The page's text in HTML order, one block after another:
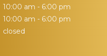
10:00 am - 6:00 pm
10:00 am - 6:00 pm
closed